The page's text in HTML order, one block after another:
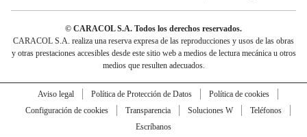
© CARACOL S.A. Todos los derechos reservados.
CARACOL S.A. realiza una reserva expresa de las reproducciones y usos de las obras
y otras prestaciones accesibles desde este sitio web a medios de lectura mecánica u otros
medios que resulten adecuados.
Aviso legal Política de Protección de Datos
Política de cookies
Configuración de cookies
Transparencia Soluciones W
Teléfonos
Escríbanos